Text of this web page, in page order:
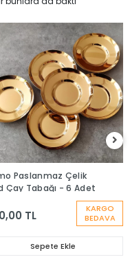
KARGO
BEDAVA
Paslanmaz Çelik
Çay Tabağı - 6 Adet
TL
Sepete Ekle